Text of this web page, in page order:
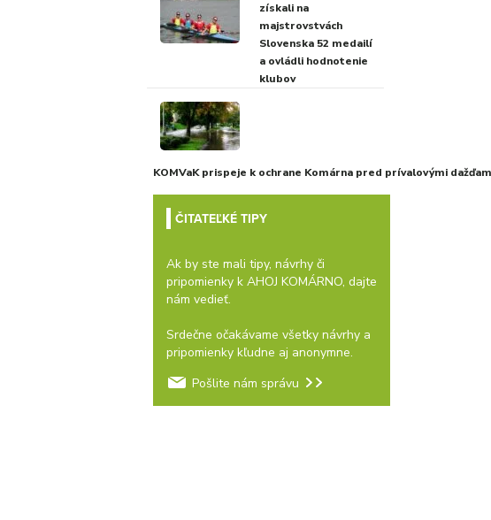
získali na
majstrovstvách
Slovenska 52 medailí
a ovládli hodnotenie
klubov
KOMVaK prispeje k ochrane Komárna pred prívalovými
ČITATEĽKÉ TIPY
Ak by ste mali tipy, návrhy či
pripomienky k AHOJ KOMÁRNO, dajte
nám vedieť.
Srdečne očakávame všetky návrhy a
pripomienky kľudne aj anonymne.
Pošlite nám správu